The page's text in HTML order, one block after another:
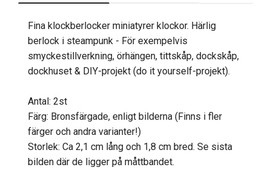
Fina klockberlocker miniatyrer klockor. Härlig
berlock i steampunk - För exempelvis
smyckestillverkning, örhängen, tittskåp, dockskåp,
dockhuset & DIY-projekt (do it yourself-projekt).
Antal: 2st
Färg: Bronsfärgade, enligt bilderna (Finns i fler
färger och andra varianter!)
Storlek: Ca 2,1 cm lång och 1,8 cm bred. Se sista
bilden där de ligger på måttbandet.